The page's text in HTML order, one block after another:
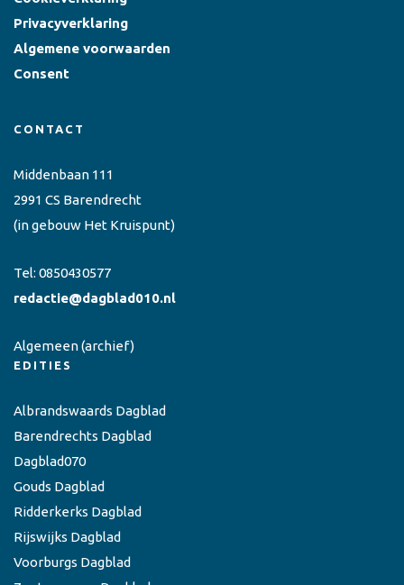
Privacyverklaring
Algemene voorwaarden
Consent
CONTACT
Middenbaan 111
2991 CS Barendrecht
(in gebouw Het Kruispunt)
Tel: 0850430577
redactie@dagblad010.nl
Algemeen(archief)
EDITIES
Albrandswaards Dagblad
Barendrechts Dagblad
Dagblad070
Gouds Dagblad
Ridderkerks Dagblad
Rijswijks Dagblad
Voorburgs Dagblad